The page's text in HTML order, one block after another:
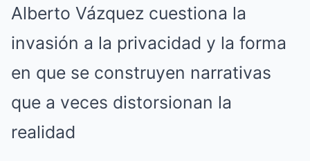
Alberto Vázquez cuestiona la
invasión a la privacidad y la forma
en que se construyen narrativas
que a veces distorsionan la
realidad